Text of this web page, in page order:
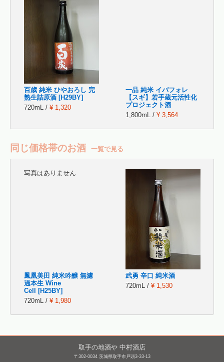
百歳 純米 ひやおろし 完
熟生詰原酒 [H29BY]
720mL / ¥ 1,320
一品 純米 イバフォレ
【スギ】若手蔵元活性化
プロジェクト酒
1,800mL / ¥ 3,564
同じ価格帯のお酒 一覧で見る
写真はありません
鳳凰美田 純米吟醸 無濾
過本生 Wine
Cell [H25BY]
720mL / ¥ 1,980
武勇 辛口 純米酒
720mL / ¥ 1,530
取手の地酒や 中村酒店
〒302-0034 茨城県取手市戸頭3-33-13